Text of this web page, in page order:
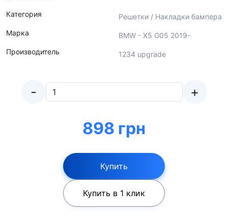
Категория
Марка
Производитель
Решетки / Накладки бампера
BMW - X5 G05 2019-
1234 upgrade
- +
898 грн
Купить
Купить в 1 клик